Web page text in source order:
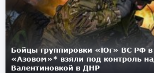
Бойцы группировки «Юг» ВС РФ
«Азовом»* взяли под контроль
Валентиновкой в ДНР